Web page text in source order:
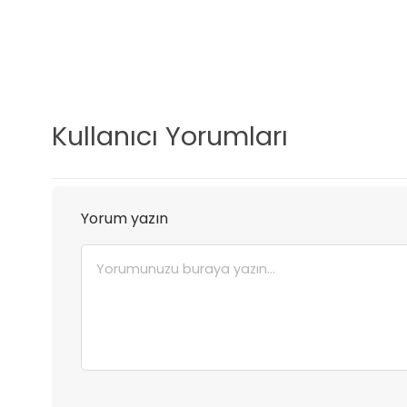
Kullanıcı Yorumları
Yorum yazın